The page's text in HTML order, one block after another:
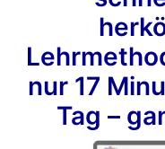
nur 17
Tag –